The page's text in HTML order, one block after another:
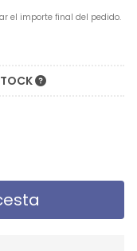
el importe final del pedido.